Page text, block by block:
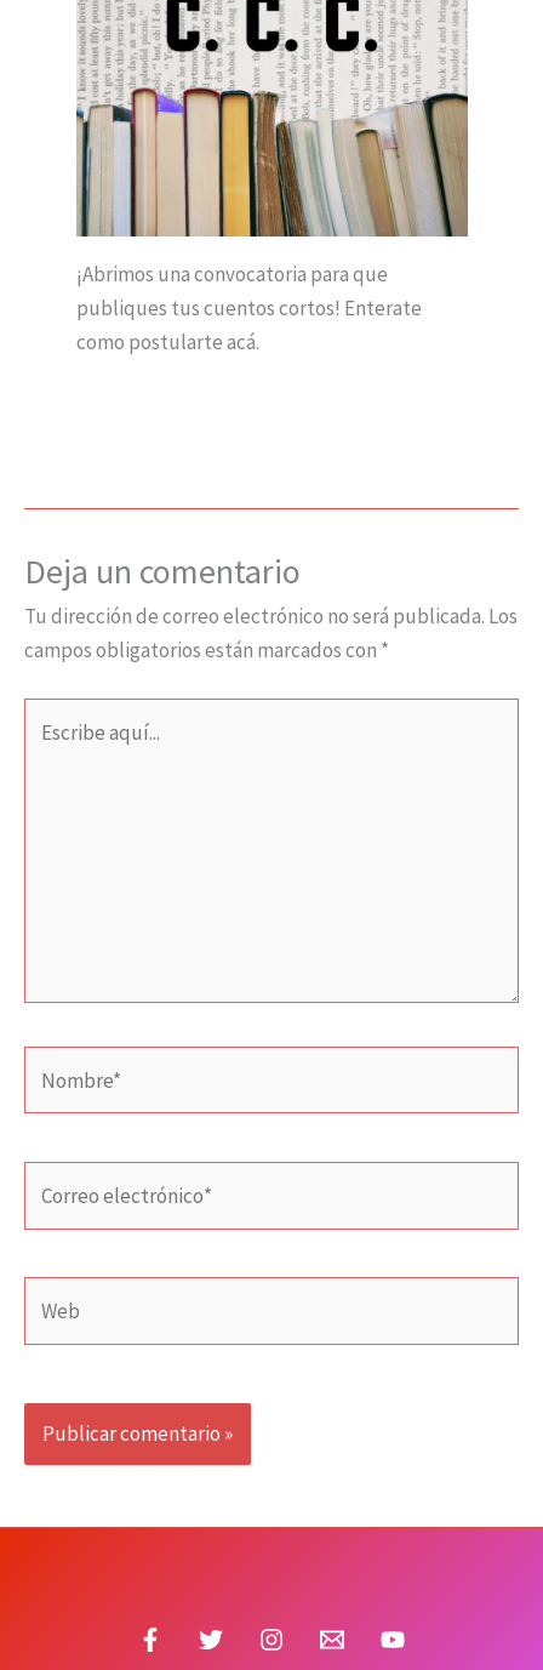
¡Abrimos una convocatoria para que
publiques tus cuentos cortos! Enterate
como postularte acá.
Deja un comentario
Tu dirección de correo electrónico no será publicada. Los
campos obligatorios están marcados con *
aquí...
electrónico*